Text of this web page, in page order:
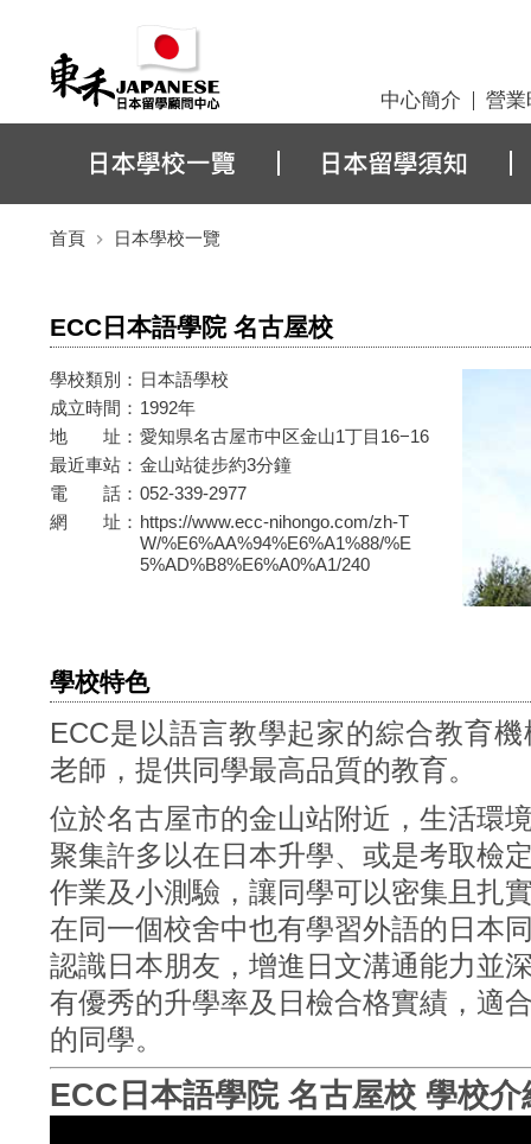
中心簡介 營業
首頁 日本學校一覽
ECC日本語學院 名古屋校
學校類別： 日本語學校
成立時間： 1992年
地 址： 愛知県名古屋市中区金山1丁目16−16
最近車站： 金山站徒步約3分鐘
電 話： 052-339-2977
網 址： https://www.ecc-nihongo.com/zh-T
W/%E6%AA%94%E6%A1%88/%E
5%AD%B8%E6%A0%A1/240
學校特色
ECC是以語言教學起家的綜合教育
老師，提供同學最高品質的教育。
位於名古屋市的金山站附近，生活環
聚集許多以在日本升學、或是考取檢
作業及小測驗，讓同學可以密集且扎
在同一個校舍中也有學習外語的日本
認識日本朋友，增進日文溝通能力並
有優秀的升學率及日檢合格實績，適
的同學。
ECC日本語學院 名古屋校 學校介